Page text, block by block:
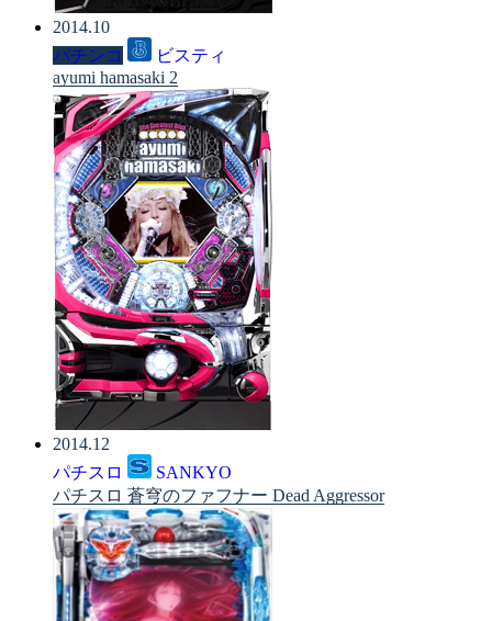
2014.10
パチンコ
ビスティ
ayumi hamasaki 2
2014.12
パチスロ
SANKYO
パチスロ 蒼穹のファフナー Dead Aggressor